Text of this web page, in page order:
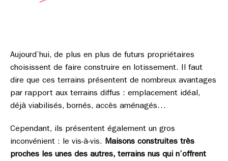
Aujourd’hui, de plus en plus de futurs propriétaires
choisissent de faire construire en lotissement. Il faut
dire que ces terrains présentent de nombreux avantages
par rapport aux terrains diffus : emplacement idéal,
déjà viabilisés, bornés, accès aménagés…
Cependant, ils présentent également un gros
inconvénient : le vis-à-vis. Maisons construites très
proches les unes des autres, terrains nus qui n’offrent